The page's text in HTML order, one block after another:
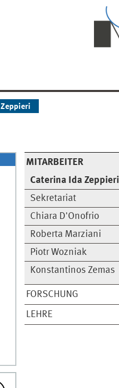
Zeppieri
MITARBEITER
Caterina Ida Zeppieri
Sekretariat
Chiara D'Onofrio
Roberta Marziani
Piotr Wozniak
Konstantinos Zemas
FORSCHUNG
LEHRE